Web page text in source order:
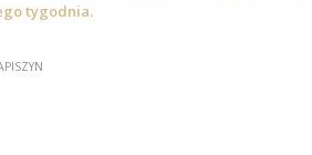
tygodnia.